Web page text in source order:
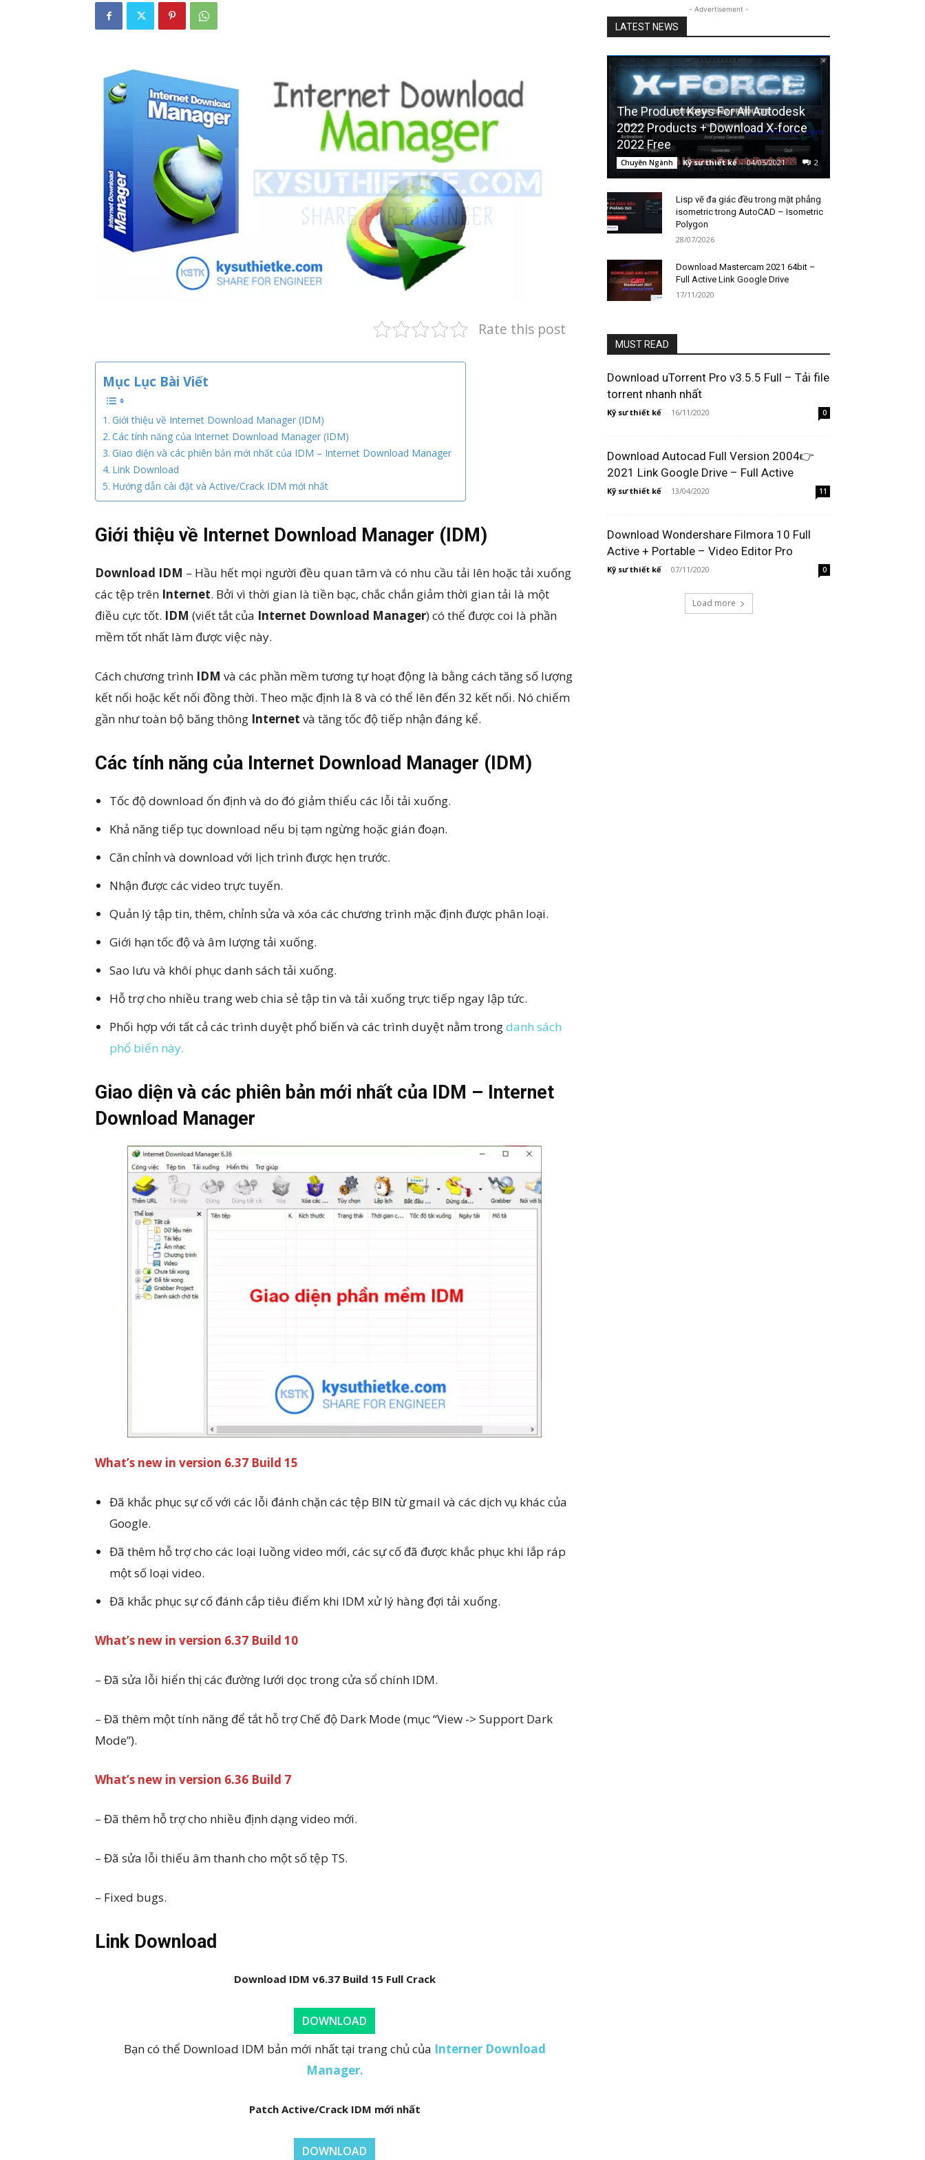
Rate this post
Mục Lục Bài Viết
Giới thiệu về Internet Download Manager (IDM)
Các tính năng của Internet Download Manager (IDM)
Giao diện và các phiên bản mới nhất của IDM – Internet Download Manager
Link Download
Hướng dẫn cài đặt và Active/Crack IDM mới nhất
Giới thiệu về Internet Download Manager (IDM)
Download IDM – Hầu hết mọi người đều quan tâm và có nhu cầu tải lên hoặc tải xuống
các tệp trên Internet. Bởi vì thời gian là tiền bạc, chắc chắn giảm thời gian tải là một
điều cực tốt. IDM (viết tắt của Internet Download Manager) có thể được coi là phần
mềm tốt nhất làm được việc này.
Cách chương trình IDM và các phần mềm tương tự hoạt động là bằng cách tăng số lượng
kết nối hoặc kết nối đồng thời. Theo mặc định là 8 và có thể lên đến 32 kết nối. Nó chiếm
gần như toàn bộ băng thông Internet và tăng tốc độ tiếp nhận đáng kể.
Các tính năng của Internet Download Manager (IDM)
Tốc độ download ổn định và do đó giảm thiểu các lỗi tải xuống.
Khả năng tiếp tục download nếu bị tạm ngừng hoặc gián đoạn.
Căn chỉnh và download với lịch trình được hẹn trước.
Nhận được các video trực tuyến.
Quản lý tập tin, thêm, chỉnh sửa và xóa các chương trình mặc định được phân loại.
Giới hạn tốc độ và âm lượng tải xuống.
Sao lưu và khôi phục danh sách tải xuống.
Hỗ trợ cho nhiều trang web chia sẻ tập tin và tải xuống trực tiếp ngay lập tức.
Phối hợp với tất cả các trình duyệt phổ biến và các trình duyệt nằm trongdanh sách
phổ biến này.
Giao diện và các phiên bản mới nhất của IDM – Internet
Download Manager
What’s new in version 6.37 Build 15
Đã khắc phục sự cố với các lỗi đánh chặn các tệp BIN từ gmail và các dịch vụ khác của
Google.
Đã thêm hỗ trợ cho các loại luồng video mới, các sự cố đã được khắc phục khi lắp ráp
một số loại video.
Đã khắc phục sự cố đánh cắp tiêu điểm khi IDM xử lý hàng đợi tải xuống.
What’s new in version 6.37 Build 10
– Đã sửa lỗi hiển thị các đường lưới dọc trong cửa sổ chính IDM.
– Đã thêm một tính năng để tắt hỗ trợ Chế độ Dark Mode (mục “View -> Support Dark
Mode”).
What’s new in version 6.36 Build 7
– Đã thêm hỗ trợ cho nhiều định dạng video mới.
– Đã sửa lỗi thiếu âm thanh cho một số tệp TS.
– Fixed bugs.
Link Download
Download IDM v6.37 Build 15 Full Crack
DOWNLOAD
Bạn có thể Download IDM bản mới nhất tại trang chủ của Interner Download
Manager.
Patch Active/Crack IDM mới nhất
DOWNLOAD
- Advertisement -
LATEST NEWS
The Product Keys For All Autodesk
2022 Products + Download X-force
2022 Free
Chuyên Ngành Kỹ sư thiết kế - 04/05/2021 2
Lisp vẽ đa giác đều trong mặt phẳng
isometric trong AutoCAD – Isometric
Polygon
28/07/2026
Download Mastercam 2021 64bit –
Full Active Link Google Drive
17/11/2020
MUST READ
Download uTorrent Pro v3.5.5 Full – Tải file
torrent nhanh nhất
Kỹ sư thiết kế - 16/11/2020 0
Download Autocad Full Version 2004👉
2021 Link Google Drive – Full Active
Kỹ sư thiết kế - 13/04/2020 11
Download Wondershare Filmora 10 Full
Active + Portable – Video Editor Pro
Kỹ sư thiết kế - 07/11/2020 0
Load more